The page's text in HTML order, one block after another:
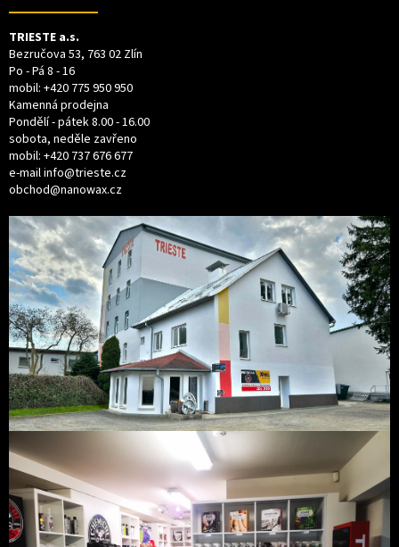
TRIESTE a.s.
Bezručova 53, 763 02 Zlín
Po - Pá 8 - 16
mobil: +420 775 950 950
Kamenná prodejna
Pondělí - pátek 8.00 - 16.00
sobota, neděle zavřeno
mobil: +420 737 676 677
e-mailinfo@trieste.cz
obchod@nanowax.cz